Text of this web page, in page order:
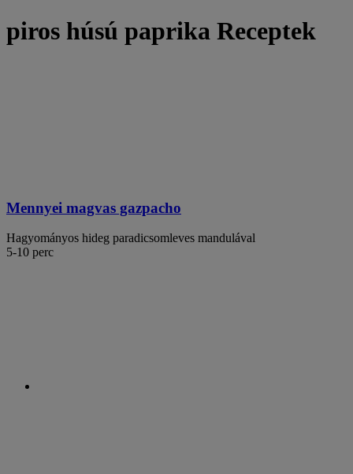
piros húsú paprika Receptek
Mennyei magvas gazpacho
Hagyományos hideg paradicsomleves mandulával
5-10 perc